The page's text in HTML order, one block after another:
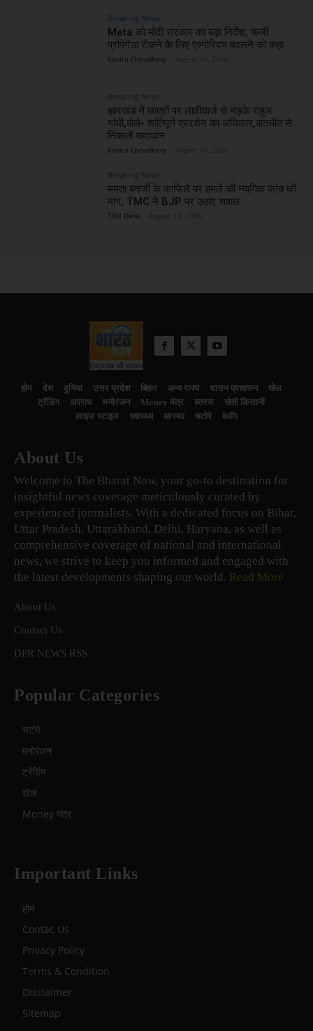
Breaking News
Meta को मोदी सरकार का बड़ा निर्देश, फर्जी
प्रोपेगेंडा रोकने के लिए एल्गोरिदम बदलने को कहा
Kavita Choudhary
Breaking News
झारखंड में छात्रों पर लाठीचार्ज से भड़के राहुल
गांधी,बोले- शांतिपूर्ण प्रदर्शन का अधिकार,बातचीत से
निकालें समाधान
Kavita Choudhary
Breaking News
ममता बनर्जी के काफिले पर हमले की न्यायिक जांच की
मांग, TMC ने BJP पर उठाए सवाल
TBN Desk
होम देश दुनिया उत्तर प्रदेश बिहार अन्य राज्य शासन प्रशासन
खेल
ट्रेंडिंग
अपराध मनोरंजन Money मंत्र बतरस
खेती किसानी
लाइफ स्टाइल
स्वास्थ्य आस्था चटोरे ब्लॉग
About Us
Welcome to The Bharat Now, your go-to destination for
insightful news coverage meticulously curated by
experienced journalists. With a dedicated focus on Bihar,
Uttar Pradesh, Uttarakhand, Delhi, Haryana, as well as
comprehensive coverage of national and international
news, we strive to keep you informed and engaged with
the latest developments shaping our world. Read More
About Us
Contact Us
DPR NEWS RSS
Popular Categories
चटोरे
मनोरंजन
ट्रेंडिंग
खेल
Money मंत्र
Important Links
होम
Contac Us
Privacy Policy
Terms & Condition
Disclaimer
Sitemap